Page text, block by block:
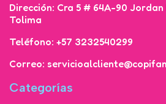
Dirección: Cra 5 # 64A-90
Tolima
Teléfono: +57 3232540299
Correo:
Categorías